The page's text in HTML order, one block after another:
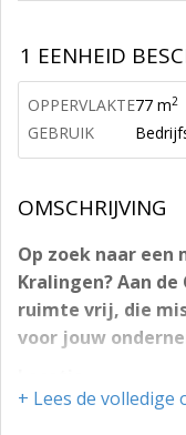
1 EENHEID
OPPERVLAKTE77 m2
GEBRUIK
OMSCHRIJVING
Op zoek naar
Kralingen? Aan
ruimte vrij, die
voor jouw
Gunstig gelegen
+ Lees de volledige